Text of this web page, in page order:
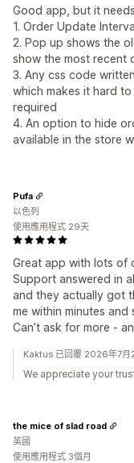
Good app, but it
1. Order Update
2. Pop up shows the
show the most recent
3. Any css code
which makes it hard
required
4. An option to hide
available in the store
Great app with lots of
Support answered in
and they actually got
me within minutes and
Can’t ask for more -
Pufa
以色列
使用應用程式 29天
Kaktus 已回覆 2026年7月
We appreciate your
the mice of slad road
英國
使用應用程式 3個月